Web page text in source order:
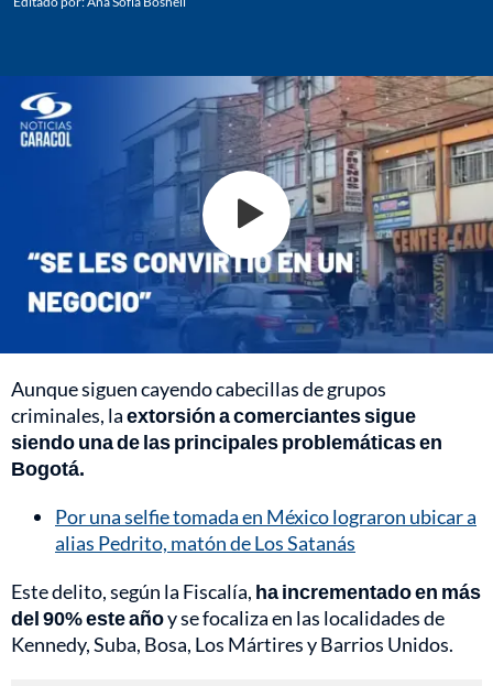
Aunque siguen cayendo cabecillas de grupos
criminales, laextorsión a comerciantes sigue
siendo una de las principales problemáticas en
Bogotá.
Por una selfie tomada en México lograron ubicar a
alias Pedrito, matón de Los Satanás
Este delito, según la Fiscalía, ha incrementado en más
del 90% este añoy se focaliza en las localidades de
Kennedy, Suba, Bosa, Los Mártires y Barrios Unidos.